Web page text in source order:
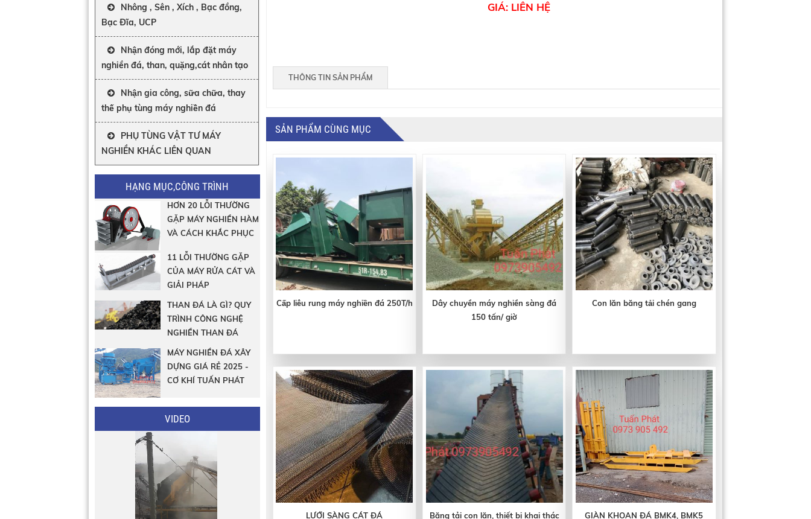
Nhông , Sên , Xích , Bạc đồng,
Bạc Đĩa, UCP
Nhận đóng mới, lắp đặt máy
nghiền đá, than, quặng,cát nhân tạo
Nhận gia công, sữa chữa, thay
thế phụ tùng máy nghiền đá
PHỤ TÙNG VẬT TƯ MÁY
NGHIỀN KHÁC LIÊN QUAN
HẠNG MỤC,CÔNG TRÌNH
HƠN 20 LỖI THƯỜNG
GẶP MÁY NGHIỀN HÀM
VÀ CÁCH KHẮC PHỤC
11 LỖI THƯỜNG GẶP
CỦA MÁY RỬA CÁT VÀ
GIẢI PHÁP
THAN ĐÁ LÀ GÌ? QUY
TRÌNH CÔNG NGHỆ
NGHIỀN THAN ĐÁ
MÁY NGHIỀN ĐÁ XÂY
DỰNG GIÁ RẺ 2025 -
CƠ KHÍ TUẤN PHÁT
VIDEO
GIÁ: LIÊN HỆ
THÔNG TIN SẢN PHẨM
SẢN PHẨM CÙNG MỤC
Cấp liêu rung máy nghiền đá 250T/h
Dây chuyền máy nghiền sàng đá
150 tấn/ giờ
Con lăn băng tải chén gang
LƯỚI SÀNG CÁT ĐÁ
Băng tải con lăn, thiết bị khai thác
GIÀN KHOAN ĐÁ BMK4, BMK5